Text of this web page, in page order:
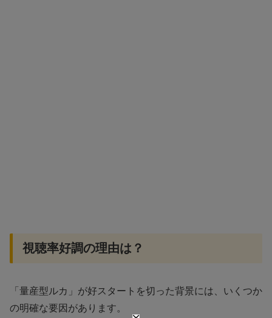
視聴率好調の理由は？
「量産型ルカ」が好スタートを切った背景には、いくつか
の明確な要因があります。